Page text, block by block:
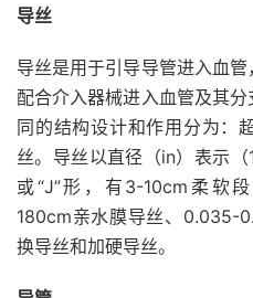
导丝
导丝是用于引导导管进入血
配合介入器械进入血管及其
同的结构设计和作用分为：
丝。导丝以直径（in）表示
或“J”形，有3-10cm柔软
180cm亲水膜导丝、0.035-
换导丝和加硬导丝。